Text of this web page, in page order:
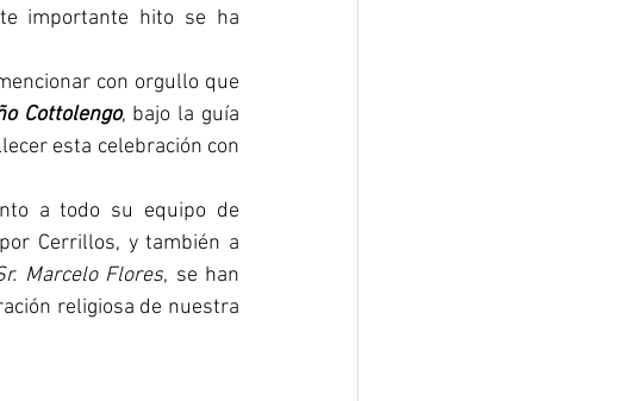
importante hito se ha
con orgullo que
Cottolengo, bajo la guía
esta celebración con
a todo su equipo de
Cerrillos, y también a
Marcelo Flores, se han
religiosa de nuestra